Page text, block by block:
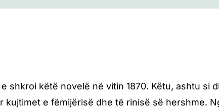
shkroi këtë novelë në vitin 1870. Këtu, ashtu si
kujtimet e fëmijërisë dhe të rinisë së hershme.